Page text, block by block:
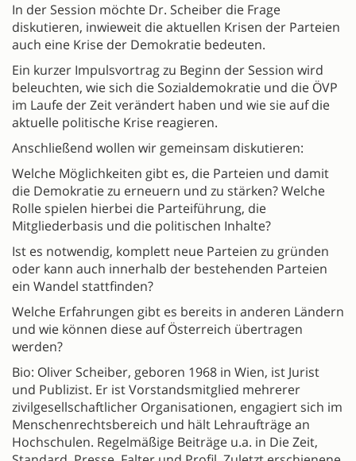
In der Session möchte Dr. Scheiber die Frage
diskutieren, inwieweit die aktuellen Krisen der Parteien
auch eine Krise der Demokratie bedeuten.
Ein kurzer Impulsvortrag zu Beginn der Session wird
beleuchten, wie sich die Sozialdemokratie und die ÖVP
im Laufe der Zeit verändert haben und wie sie auf die
aktuelle politische Krise reagieren.
Anschließend wollen wir gemeinsam diskutieren:
Welche Möglichkeiten gibt es, die Parteien und damit
die Demokratie zu erneuern und zu stärken? Welche
Rolle spielen hierbei die Parteiführung, die
Mitgliederbasis und die politischen Inhalte?
Ist es notwendig, komplett neue Parteien zu gründen
oder kann auch innerhalb der bestehenden Parteien
ein Wandel stattfinden?
Welche Erfahrungen gibt es bereits in anderen Ländern
und wie können diese auf Österreich übertragen
werden?
Bio: Oliver Scheiber, geboren 1968 in Wien, ist Jurist
und Publizist. Er ist Vorstandsmitglied mehrerer
zivilgesellschaftlicher Organisationen, engagiert sich im
Menschenrechtsbereich und hält Lehraufträge an
Hochschulen. Regelmäßige Beiträge u.a. in Die Zeit,